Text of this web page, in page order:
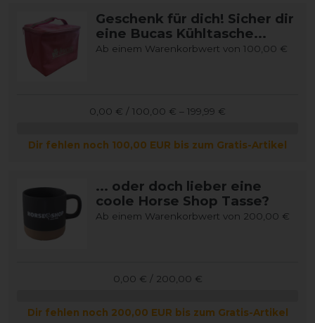
Geschenk für dich! Sicher dir
eine Bucas Kühltasche...
Ab einem Warenkorbwert von 100,00 €
0,00 € / 100,00 € – 199,99 €
Dir fehlen noch 100,00 EUR bis zum Gratis-Artikel
... oder doch lieber eine
coole Horse Shop Tasse?
Ab einem Warenkorbwert von 200,00 €
0,00 € / 200,00 €
Dir fehlen noch 200,00 EUR bis zum Gratis-Artikel